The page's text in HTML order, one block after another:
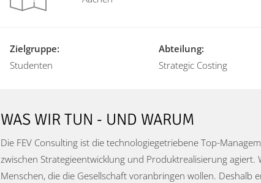
Zielgruppe:
Studenten
Abteilung:
Strategic Costing
WAS WIR TUN - UND WARUM
Die FEV Consulting ist die technologiegetriebene Top-
zwischen Strategieentwicklung und Produktrealisierung
Menschen, die die Gesellschaft voranbringen wollen.